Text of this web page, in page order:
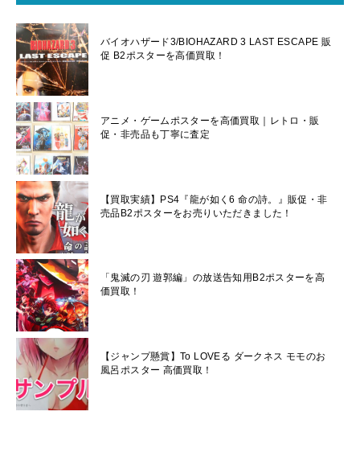
バイオハザード3/BIOHAZARD 3 LAST ESCAPE 販
促 B2ポスターを高価買取！
アニメ・ゲームポスターを高価買取｜レトロ・販
促・非売品も丁寧に査定
【買取実績】PS4『龍が如く6 命の詩。』販促・非
売品B2ポスターをお売りいただきました！
「鬼滅の刃 遊郭編」の放送告知用B2ポスターを高
価買取！
【ジャンプ懸賞】To LOVEる ダークネス モモのお
風呂ポスター 高価買取！